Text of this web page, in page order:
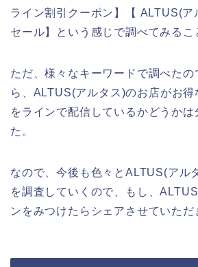
ライン割引クーポン】【 ALTUS(ア
セール】という感じで調べてみるこ
ただ、様々なキーワードで調べた
ら、ALTUS(アルタス)のお店がお
をラインで配信しているかどうかは
た。
なので、今後も色々とALTUS(アル
を調査していくので、もし、
ンをみつけたらシェアさせていただ